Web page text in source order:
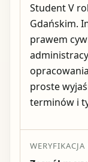
Student V
Gdańskim.
prawem
proste
terminów i